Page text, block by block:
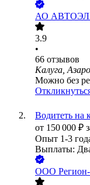
АО
3.9
•
66 отзывов
Калуга,
Можно без
Водитеть на
от 150 000 ₽
Опыт 1-3
Выплаты:
ООО